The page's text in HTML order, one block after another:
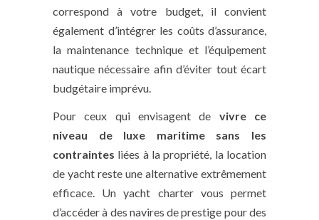
correspond à votre budget, il convient
également d’intégrer les coûts d’assurance,
la maintenance technique et l’équipement
nautique nécessaire afin d’éviter tout écart
budgétaire imprévu.
Pour ceux qui envisagent de vivre ce
niveau de luxe maritime sans les
contraintes liées à la propriété, la location
de yacht reste une alternative extrêmement
efficace. Un yacht charter vous permet
d’accéder à des navires de prestige pour des